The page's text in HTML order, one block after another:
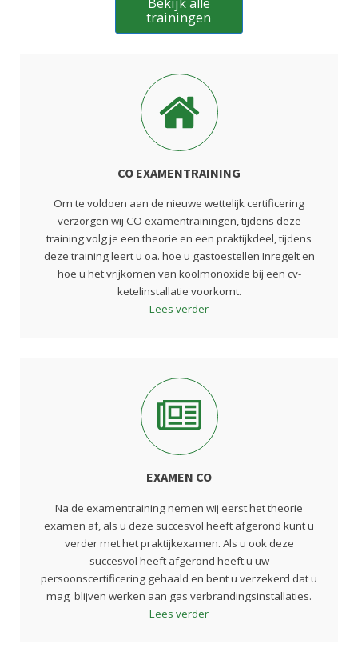
trainingen
CO EXAMENTRAINING
Om te voldoen aan de nieuwe wettelijk certificering
verzorgen wij CO examentrainingen, tijdens deze
training volg je een theorie en een praktijkdeel, tijdens
deze training leert u oa. hoe u gastoestellen Inregelt en
hoe u het vrijkomen van koolmonoxide bij een cv-
ketelinstallatie voorkomt.
Lees verder
EXAMEN CO
Na de examentraining nemen wij eerst het theorie
examen af, als u deze succesvol heeft afgerond kunt u
verder met het praktijkexamen. Als u ook deze
succesvol heeft afgerond heeft u uw
persoonscertificering gehaald en bent u verzekerd dat u
mag blijven werken aan gas verbrandingsinstallaties.
Lees verder